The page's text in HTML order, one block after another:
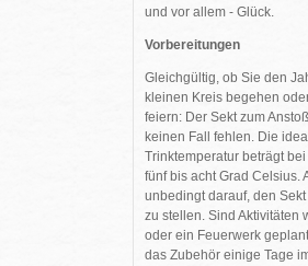
und vor allem - Glück.
Vorbereitungen
Gleichgültig, ob Sie den
kleinen Kreis begehen
feiern: Der Sekt zum
keinen Fall fehlen. Die
Trinktemperatur beträgt
fünf bis acht Grad Celsius.
unbedingt darauf, den Sekt
zu stellen. Sind Aktivitäten
oder ein Feuerwerk
das Zubehör einige Tage